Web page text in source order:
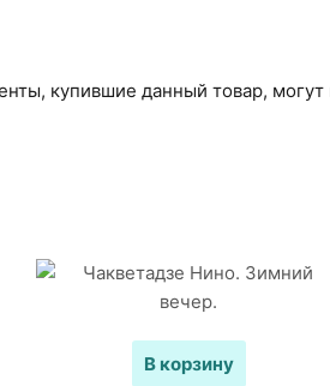
купившие данный товар, могут
В корзину